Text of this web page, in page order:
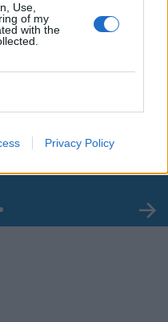
Use,
of my
with the
Privacy Policy
ai giornalisti